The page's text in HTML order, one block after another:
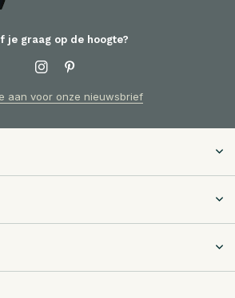
je graag op de hoogte?
aan voor onze nieuwsbrief